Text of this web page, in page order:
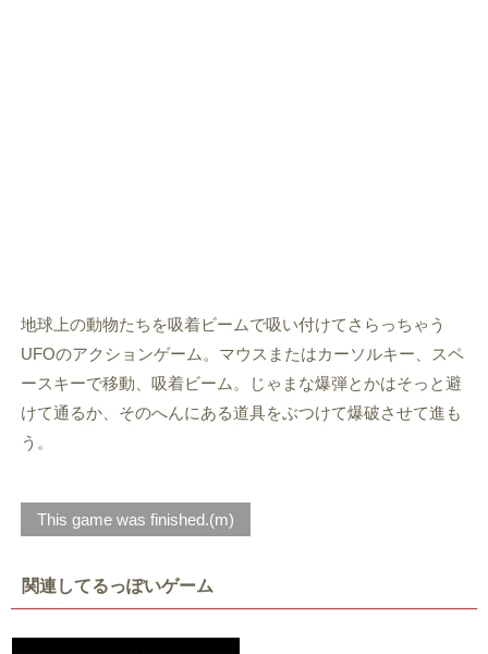
地球上の動物たちを吸着ビームで吸い付けてさらっちゃう
UFOのアクションゲーム。マウスまたはカーソルキー、スペ
ースキーで移動、吸着ビーム。じゃまな爆弾とかはそっと避
けて通るか、そのへんにある道具をぶつけて爆破させて進も
う。
This game was finished.(m)
関連してるっぽいゲーム